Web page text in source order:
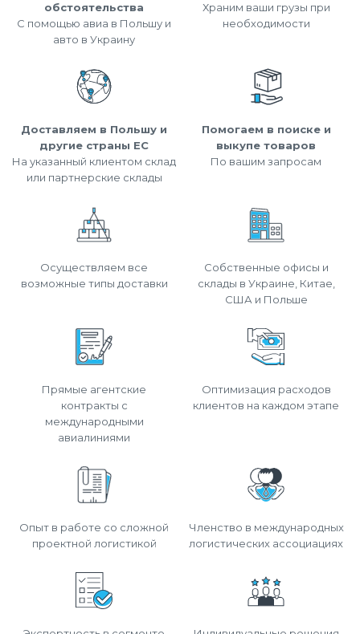
обстоятельства
С помощью авиа в Польшу и
авто в Украину
Храним ваши грузы при
необходимости
Доставляем в Польшу и
другие страны ЕС
На указанный клиентом склад
или партнерские склады
Помогаем в поиске и
выкупе товаров
По вашим запросам
Осуществляем все
возможные типы доставки
Собственные офисы и
склады в Украине, Китае,
США и Польше
Прямые агентские
контракты с
международными
авиалиниями
Оптимизация расходов
клиентов на каждом этапе
Опыт в работе со сложной
проектной логистикой
Членство в международных
логистических ассоциациях